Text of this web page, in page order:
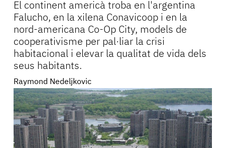
El continent americà troba en l'argentina
Falucho, en la xilena Conavicoop i en la
nord-americana Co-Op City, models de
cooperativisme per pal·liar la crisi
habitacional i elevar la qualitat de vida dels
seus habitants.
Raymond Nedeljkovic